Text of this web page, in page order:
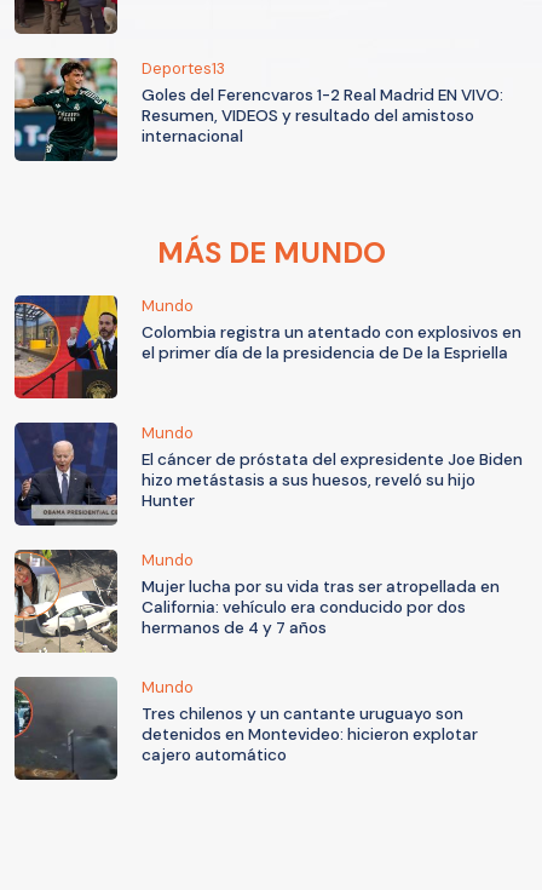
Deportes13
Goles del Ferencvaros 1-2 Real Madrid EN VIVO:
Resumen, VIDEOS y resultado del amistoso
internacional
MÁS DE MUNDO
Mundo
Colombia registra un atentado con explosivos en
el primer día de la presidencia de De la Espriella
Mundo
El cáncer de próstata del expresidente Joe Biden
hizo metástasis a sus huesos, reveló su hijo
Hunter
Mundo
Mujer lucha por su vida tras ser atropellada en
California: vehículo era conducido por dos
hermanos de 4 y 7 años
Mundo
Tres chilenos y un cantante uruguayo son
detenidos en Montevideo: hicieron explotar
cajero automático